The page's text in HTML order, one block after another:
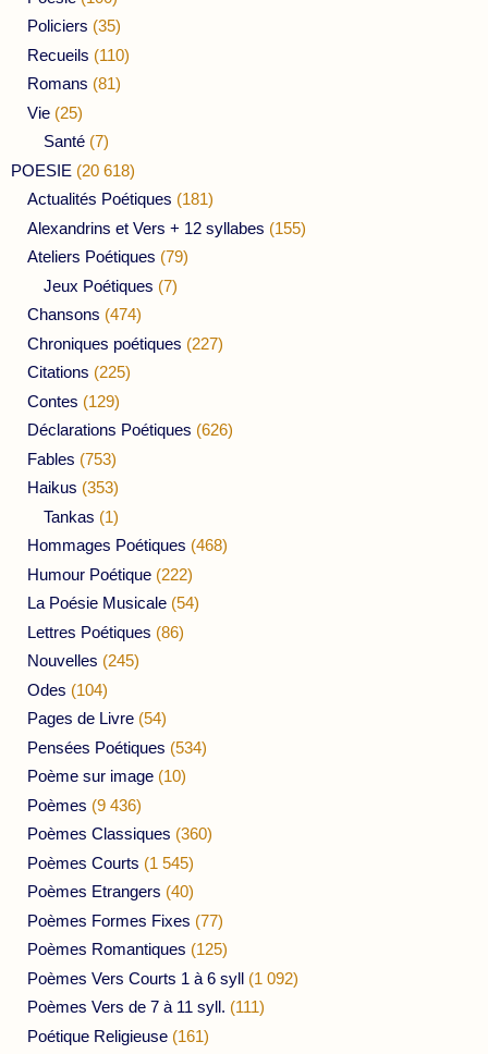
Policiers (35)
Recueils (110)
Romans (81)
Vie (25)
Santé (7)
POESIE (20 618)
Actualités Poétiques (181)
Alexandrins et Vers + 12 syllabes (155)
Ateliers Poétiques (79)
Jeux Poétiques (7)
Chansons (474)
Chroniques poétiques (227)
Citations (225)
Contes (129)
Déclarations Poétiques (626)
Fables (753)
Haikus (353)
Tankas (1)
Hommages Poétiques (468)
Humour Poétique (222)
La Poésie Musicale (54)
Lettres Poétiques (86)
Nouvelles (245)
Odes (104)
Pages de Livre (54)
Pensées Poétiques (534)
Poème sur image (10)
Poèmes (9 436)
Poèmes Classiques (360)
Poèmes Courts (1 545)
Poèmes Etrangers (40)
Poèmes Formes Fixes (77)
Poèmes Romantiques (125)
Poèmes Vers Courts 1 à 6 syll (1 092)
Poèmes Vers de 7 à 11 syll. (111)
Poétique Religieuse (161)